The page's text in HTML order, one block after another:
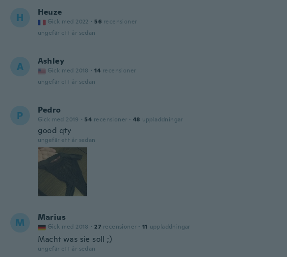
H Heuze
Gick med 2022 · 56 recensioner
ungefär ett år sedan
A Ashley
Gick med 2018 · 14 recensioner
ungefär ett år sedan
P Pedro
Gick med 2019 · 54 recensioner · 48 uppladdningar
good qty
ungefär ett år sedan
M Marius
Gick med 2018 · 27 recensioner · 11 uppladdningar
Macht was sie soll ;)
ungefär ett år sedan